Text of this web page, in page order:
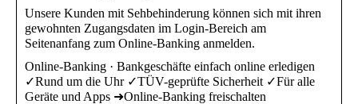
Unsere Kunden mit Sehbehinderung können sich mit ihren
gewohnten Zugangsdaten im Login-Bereich am
Seitenanfang zum Online-Banking anmelden.
Online-Banking · Bankgeschäfte einfach online erledigen
✓Rund um die Uhr ✓TÜV-geprüfte Sicherheit ✓Für alle
Geräte und Apps ➜Online-Banking freischalten